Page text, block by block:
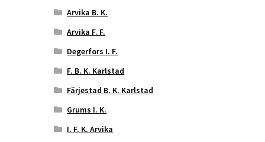
Arvika B. K.
Arvika F. F.
Degerfors I. F.
F. B. K. Karlstad
Färjestad B. K. Karlstad
Grums I. K.
I. F. K. Arvika